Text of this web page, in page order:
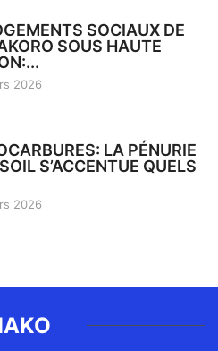
SOCIAUX DE
SOUS HAUTE
2026
LA PÉNURIE
S’ACCENTUE QUELS
2026